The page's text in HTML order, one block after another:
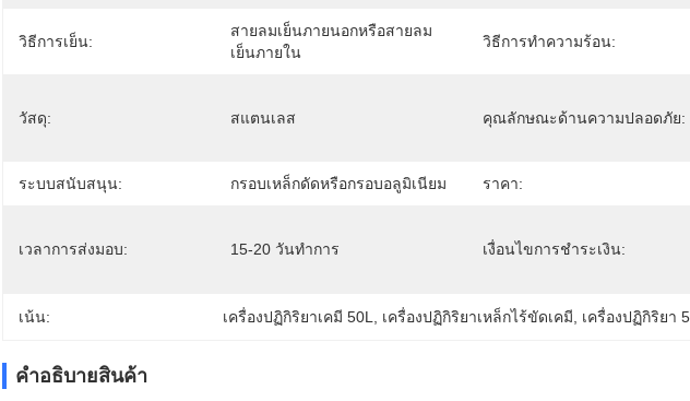
วิธีการเย็น:
สายลมเย็นภายนอกหรือสายลม
เย็นภายใน
วิธีการทำความร้อน:
วัสดุ: สแตนเลส คุณลักษณะด้านความปลอดภัย:
ระบบสนับสนุน: กรอบเหล็กดัดหรือกรอบอลูมิเนียม ราคา:
เวลาการส่งมอบ: 15-20 วันทำการ เงื่อนไขการชำระเงิน:
เน้น: เครื่องปฏิกิริยาเคมี 50L เครื่องปฏิกิริยาเหล็กไร้ขัดเคมี เครื่องปฏิกิริยา
คําอธิบายสินค้า